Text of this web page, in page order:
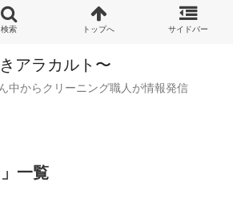
アラカルト〜
中からクリーニング職人が情報発信
一覧